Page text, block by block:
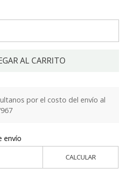
AL CARRITO
por el costo del envío al
envío
CALCULAR